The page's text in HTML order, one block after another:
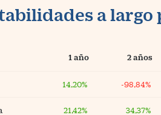
a largo
1 año 2 años
14,20% -98,84%
21,42% 34,37%